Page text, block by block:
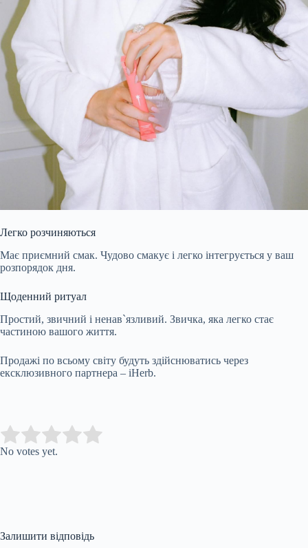
Легко розчиняються
Має приємний смак. Чудово смакує і легко інтегрується у ваш
розпорядок дня.
Щоденний ритуал
Простий, звичний і ненав`язливий. Звичка, яка легко стає
частиною вашого життя.
Продажі по всьому світу будуть здійснюватись через
ексклюзивного партнера – iHerb.
Rate this item:
No votes yet.
Залишити відповідь